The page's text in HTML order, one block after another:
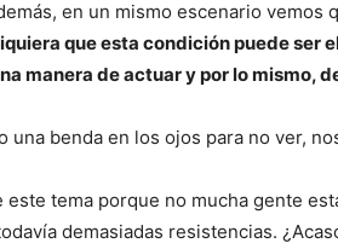
en un mismo escenario vemos
que esta condición puede ser
manera de actuar y por lo mismo,
una benda en los ojos para no ver,
este tema porque no mucha gente
demasiadas resistencias.